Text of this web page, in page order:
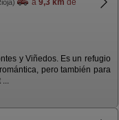
a 9,3 km de
y Viñedos. Es un refugio
pero también para
...